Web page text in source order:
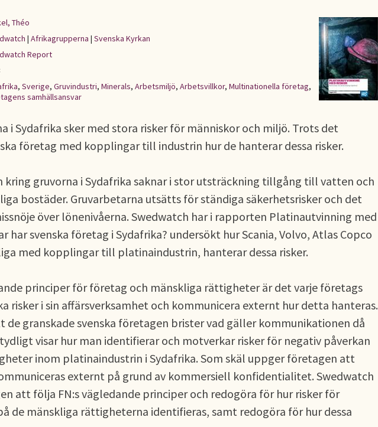
Théo
| Afrikagrupperna | Svenska Kyrkan
Report
, Sverige, Gruvindustri, Minerals, Arbetsmiljö, Arbetsvillkor, Multinationella företag,
samhällsansvar
i Sydafrika sker med stora risker för människor och miljö. Trots det
företag med kopplingar till industrin hur de hanterar dessa risker.
gruvorna i Sydafrika saknar i stor utsträckning tillgång till vatten och
bostäder. Gruvarbetarna utsätts för ständiga säkerhetsrisker och det
över lönenivåerna. Swedwatch har i rapporten Platinautvinning med
har svenska företag i Sydafrika? undersökt hur Scania, Volvo, Atlas Copco
med kopplingar till platinaindustrin, hanterar dessa risker.
principer för företag och mänskliga rättigheter är det varje företags
risker i sin affärsverksamhet och kommunicera externt hur detta hanteras.
de granskade svenska företagen brister vad gäller kommunikationen då
visar hur man identifierar och motverkar risker för negativ påverkan
inom platinaindustrin i Sydafrika. Som skäl uppger företagen att
externt på grund av kommersiell konfidentialitet. Swedwatch
att följa FN:s vägledande principer och redogöra för hur risker för
de mänskliga rättigheterna identifieras, samt redogöra för hur dessa